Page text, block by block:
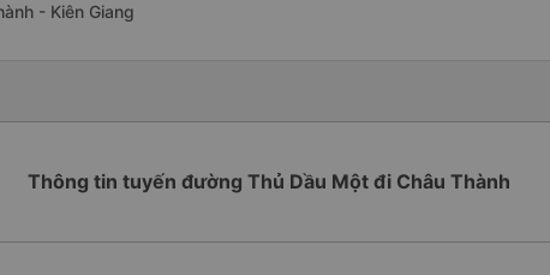
- Kiên Giang
Thông tin tuyến đường Thủ Dầu Một đi Châu Thành